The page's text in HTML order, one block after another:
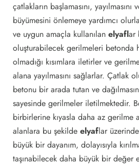
çatlakların başlamasını, yayılmasını
büyümesini önlemeye yardımcı
ve uygun amaçla kullanılanelyaflar
oluşturabilecek gerilmeleri betonda
olmadığı kısımlara iletirler ve
alana yayılmasını sağlarlar. Çatlak
betonu bir arada tutan ve
sayesinde gerilmeler iletilmektedir.
birbirlerine kıyasla daha az gerilme
alanlara bu şekildeelyaflar
büyük bir dayanım, dolayısıyla
taşınabilecek daha büyük bir değer